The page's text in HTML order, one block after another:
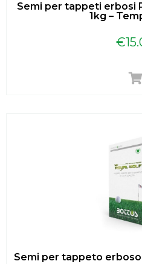
Semi per tappeti erbosi
1kg –
€
Semi per tappeto erboso